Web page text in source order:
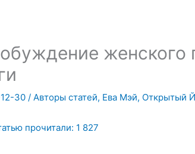
30 / Авторы статей, Ева Мэй, Открытый
прочитали: 1 827